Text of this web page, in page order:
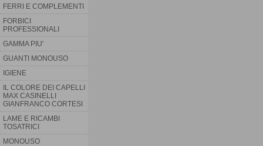
FERRI E COMPLEMENTI
FORBICI
PROFESSIONALI
GAMMA PIU'
GUANTI MONOUSO
IGIENE
IL COLORE DEI CAPELLI
MAX CASINELLI
GIANFRANCO CORTESI
LAME E RICAMBI
TOSATRICI
MONOUSO